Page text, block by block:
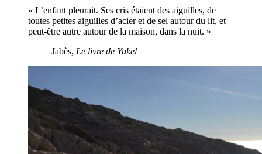
« L’enfant pleurait. Ses cris étaient des aiguilles, de
toutes petites aiguilles d’acier et de sel autour du lit, et
peut-être autre autour de la maison, dans la nuit. »
Jabès, Le livre de Yukel